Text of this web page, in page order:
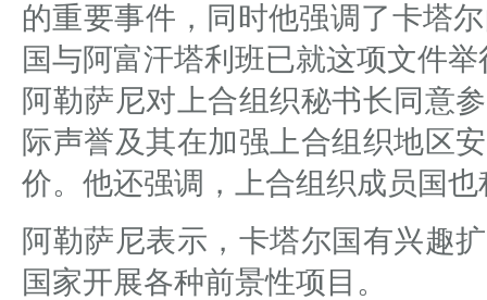
的重要事件，同时他强调了卡塔
国与阿富汗塔利班已就这项文件
阿勒萨尼对上合组织秘书长同意
际声誉及其在加强上合组织地区
价。他还强调，上合组织成员国
阿勒萨尼表示，卡塔尔国有兴趣
国家开展各种前景性项目。